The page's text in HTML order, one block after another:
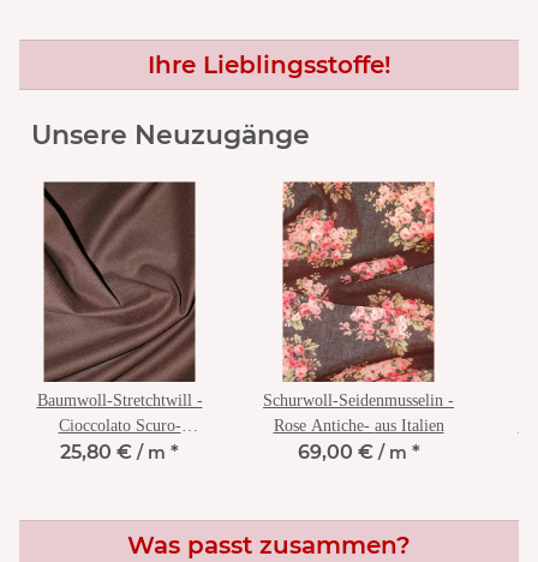
Ihre Lieblingsstoffe!
Unsere Neuzugänge
Baumwoll-Stretchtwill -
Cioccolato Scuro-
italienischer Feinköper
25,80 € / m *
Schurwoll-Seidenmusselin -
Rose Antiche- aus Italien
69,00 €/ m *
Was passt zusammen?